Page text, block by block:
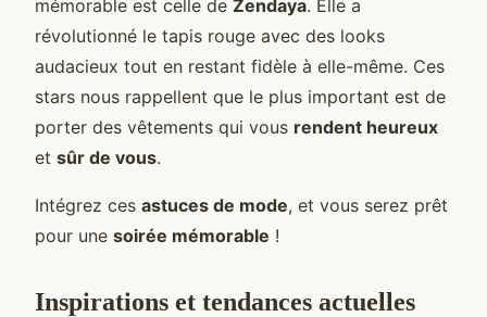
mémorable est celle de Zendaya. Elle a
révolutionné le tapis rouge avec des looks
audacieux tout en restant fidèle à elle-même. Ces
stars nous rappellent que le plus important est de
porter des vêtements qui vous rendent heureux
et sûr de vous.
Intégrez ces astuces de mode, et vous serez prêt
pour une soirée mémorable !
Inspirations et tendances actuelles